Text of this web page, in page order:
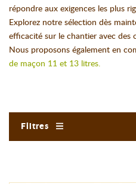
répondre aux exigences les plus
Explorez notre sélection dès
efficacité sur le chantier avec des
Nous proposons également en
de maçon 11 et 13 litres.
Filtres